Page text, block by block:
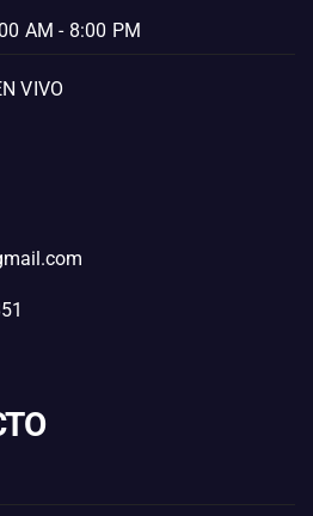
AM - 8:00 PM
VIVO